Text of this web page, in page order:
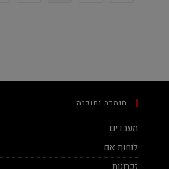
חומרה ותוכנה
מעבדים
לוחות אם